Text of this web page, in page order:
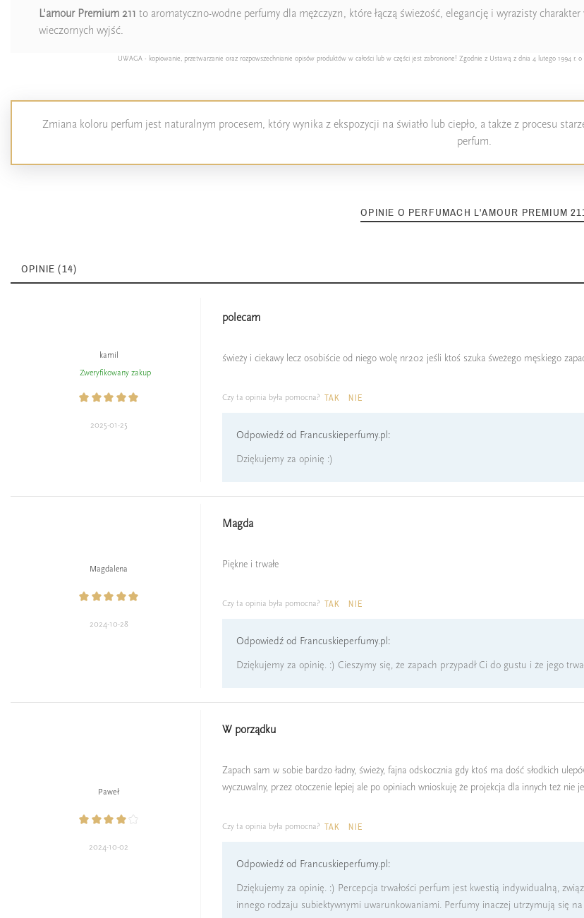
L'amour Premium 211 to aromatyczno-wodne perfumy dla mężczyzn, które łączą świeżość, elegancję i wyrazisty
wieczornych wyjść.
UWAGA - kopiowanie, przetwarzanie oraz rozpowszechnianie opisów produktów w całości lub w części jest zabronione! Zgodnie z Ustawą z dnia 4 lutego 1994
Zmiana koloru perfum jest naturalnym procesem, który wynika z ekspozycji na światło lub ciepło, a także z procesu
perfum.
OPINIE O PERFUMACH L'AMOUR PREMIUM
OPINIE (14)
kamil
Zweryfikowany zakup
2025-01-25
polecam
świeży i ciekawy lecz osobiście od niego wolę nr202 jeśli ktoś szuka śweżego męskiego
Czy ta opinia była pomocna? TAK NIE
Odpowiedź od Francuskieperfumy.pl:
Dziękujemy za opinię :)
Magdalena
2024-10-28
Magda
Piękne i trwałe
Czy ta opinia była pomocna? TAK NIE
Odpowiedź od Francuskieperfumy.pl:
Dziękujemy za opinię. :) Cieszymy się, że zapach przypadł Ci do gustu i że jego
Paweł
2024-10-02
W porządku
Zapach sam w sobie bardzo ładny, świeży, fajna odskocznia gdy ktoś ma dość słodkich
wyczuwalny, przez otoczenie lepiej ale po opiniach wnioskuję że projekcja dla innych też nie
Czy ta opinia była pomocna? TAK NIE
Odpowiedź od Francuskieperfumy.pl:
Dziękujemy za opinię. :) Percepcja trwałości perfum jest kwestią indywidualną,
innego rodzaju subiektywnymi uwarunkowaniami. Perfumy inaczej utrzymują się